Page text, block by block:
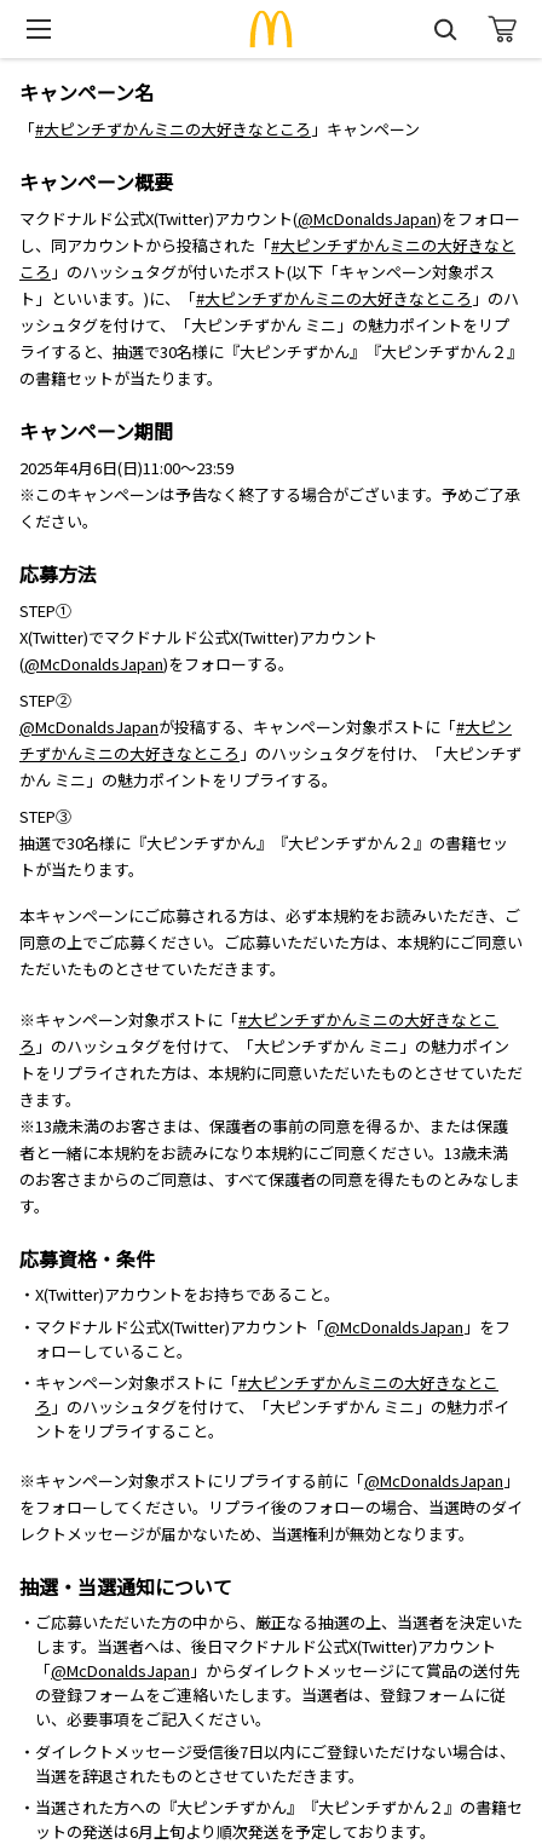
キャンペーン名
「#大ピンチずかんミニの大好きなところ 」キャンペーン
キャンペーン概要
マクドナルド公式X(Twitter)アカウント(@McDonaldsJapan)をフォロー
し、同アカウントから投稿された「#大ピンチずかんミニの大好きなと
ころ 」のハッシュタグが付いたポスト(以下「キャンペーン対象ポス
ト」といいます。)に、「#大ピンチずかんミニの大好きなところ 」のハ
ッシュタグを付けて、「大ピンチずかん ミニ」の魅力ポイントをリプ
ライすると、抽選で30名様に『大ピンチずかん』『大ピンチずかん２』
の書籍セットが当たります。
キャンペーン期間
2025年4月6日(日)11:00～23:59
※このキャンペーンは予告なく終了する場合がございます。予めご了承
ください。
応募方法
STEP①
X(Twitter)でマクドナルド公式X(Twitter)アカウント
(@McDonaldsJapan)をフォローする。
STEP②
@McDonaldsJapanが投稿する、キャンペーン対象ポストに「#大ピン
チずかんミニの大好きなところ 」のハッシュタグを付け、「大ピンチず
かん ミニ」の魅力ポイントをリプライする。
STEP③
抽選で30名様に『大ピンチずかん』『大ピンチずかん２』の書籍セッ
トが当たります。
本キャンペーンにご応募される方は、必ず本規約をお読みいただき、ご
同意の上でご応募ください。ご応募いただいた方は、本規約にご同意い
ただいたものとさせていただきます。
※キャンペーン対象ポストに「#大ピンチずかんミニの大好きなとこ
ろ 」のハッシュタグを付けて、「大ピンチずかん ミニ」の魅力ポイン
トをリプライされた方は、本規約に同意いただいたものとさせていただ
きます。
※13歳未満のお客さまは、保護者の事前の同意を得るか、または保護
者と一緒に本規約をお読みになり本規約にご同意ください。13歳未満
のお客さまからのご同意は、すべて保護者の同意を得たものとみなしま
す。
応募資格・条件
・X(Twitter)アカウントをお持ちであること。
・マクドナルド公式X(Twitter)アカウント「@McDonaldsJapan 」をフ
ォローしていること。
・キャンペーン対象ポストに「#大ピンチずかんミニの大好きなとこ
ろ 」のハッシュタグを付けて、「大ピンチずかん ミニ」の魅力ポイ
ントをリプライすること。
※キャンペーン対象ポストにリプライする前に「@McDonaldsJapan 」
をフォローしてください。リプライ後のフォローの場合、当選時のダイ
レクトメッセージが届かないため、当選権利が無効となります。
抽選・当選通知について
・ご応募いただいた方の中から、厳正なる抽選の上、当選者を決定いた
します。当選者へは、後日マクドナルド公式X(Twitter)アカウント
「@McDonaldsJapan 」からダイレクトメッセージにて賞品の送付先
の登録フォームをご連絡いたします。当選者は、登録フォームに従
い、必要事項をご記入ください。
・ダイレクトメッセージ受信後7日以内にご登録いただけない場合は、
当選を辞退されたものとさせていただきます。
・当選された方への『大ピンチずかん』『大ピンチずかん２』の書籍セ
ットの発送は6月上旬より順次発送を予定しております。